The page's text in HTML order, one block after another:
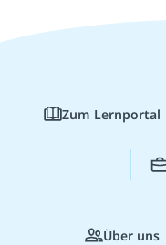
Zum Lernportal
Über uns